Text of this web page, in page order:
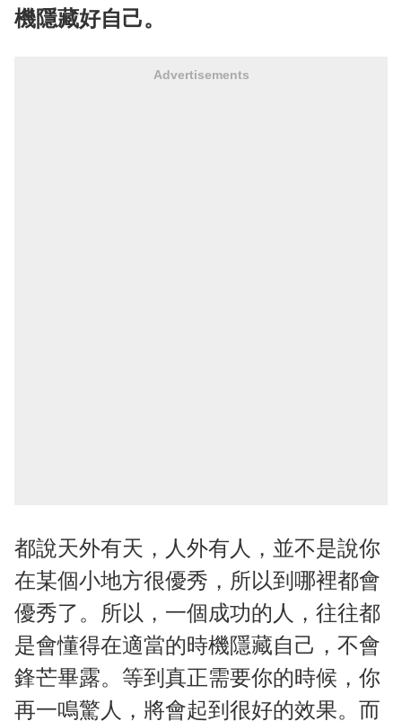
機隱藏好自己。
Advertisements
都說天外有天，人外有人，並不是說你
在某個小地方很優秀，所以到哪裡都會
優秀了。所以，一個成功的人，往往都
是會懂得在適當的時機隱藏自己，不會
鋒芒畢露。等到真正需要你的時候，你
再一鳴驚人，將會起到很好的效果。而